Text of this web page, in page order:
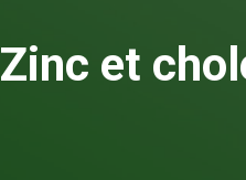
Zinc et